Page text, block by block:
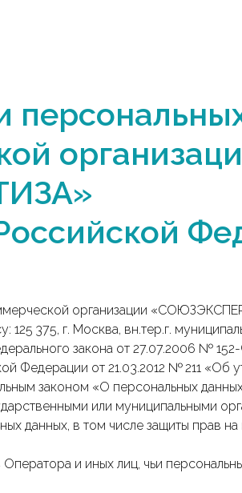
организации
375, г. Москва, вн.тер.г.
закона от 27.07.2006 №
Федерации от 21.03.2012 № 211 «Об
законом «О персональных
или муниципальными
данных, в том числе защиты прав
и иных лиц, чьи